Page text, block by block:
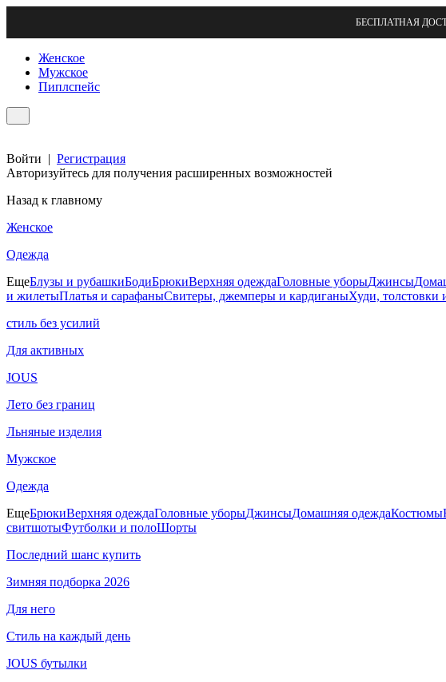
БЕСПЛАТНАЯ
Женское
Мужское
Пиплспейс
Войти | Регистрация
Авторизуйтесь для получения расширенных возможностей
Назад к главному
Женское
Одежда
ЕщеБлузы и рубашкиБодиБрюкиВерхняя одеждаГоловные уборыДжинсы
и жилетыПлатья и сарафаныСвитеры, джемперы и кардиганыХуди, толстовки
стиль без усилий
Для активных
JOUS
Лето без границ
Льняные изделия
Мужское
Одежда
ЕщеБрюкиВерхняя одеждаГоловные уборыДжинсыДомашняя одеждаКостюмы
свитшотыФутболки и полоШорты
Последний шанс купить
Зимняя подборка 2026
Для него
Стиль на каждый день
JOUS бутылки